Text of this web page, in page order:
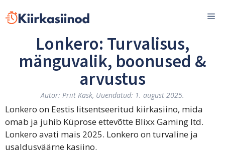
to
Lonkero: Turvalisus,
mänguvalik, boonused &
arvustus
Autor: Priit Kask, Uuendatud: 1. august 2025.
Lonkero on Eestis litsentseeritud kiirkasiino, mida
omab ja juhib Küprose ettevõtte Blixx Gaming ltd.
Lonkero avati mais 2025. Lonkero on turvaline ja
usaldusväärne kasiino.